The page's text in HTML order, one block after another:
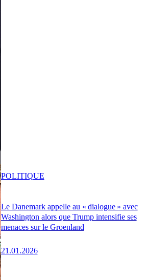
Le Danemark appelle au « dialogue » avec
Washington alors que Trump intensifie ses
menaces sur le Groenland
21.01.2026
POLITIQUE